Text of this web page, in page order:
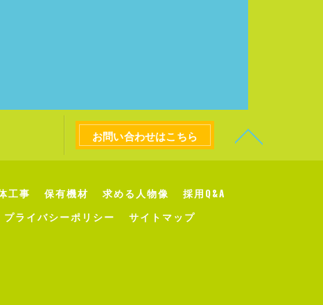
お問い合わせはこちら
工事 保有機材 求める人物像
採用Q&A
プライバシーポリシー サイトマップ